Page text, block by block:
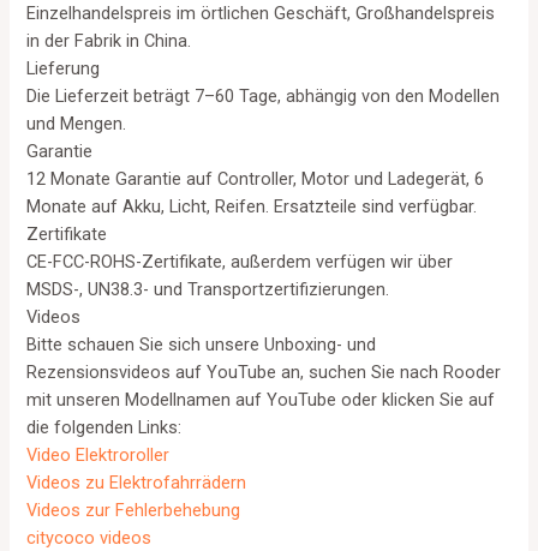
Einzelhandelspreis im örtlichen Geschäft, Großhandelspreis
in der Fabrik in China.
Lieferung
Die Lieferzeit beträgt 7–60 Tage, abhängig von den Modellen
und Mengen.
Garantie
12 Monate Garantie auf Controller, Motor und Ladegerät, 6
Monate auf Akku, Licht, Reifen. Ersatzteile sind verfügbar.
Zertifikate
CE-FCC-ROHS-Zertifikate, außerdem verfügen wir über
MSDS-, UN38.3- und Transportzertifizierungen.
Videos
Bitte schauen Sie sich unsere Unboxing- und
Rezensionsvideos auf YouTube an, suchen Sie nach Rooder
mit unseren Modellnamen auf YouTube oder klicken Sie auf
die folgenden Links:
Video Elektroroller
Videos zu Elektrofahrrädern
Videos zur Fehlerbehebung
citycoco videos